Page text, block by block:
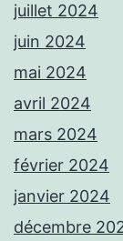
juillet 2024
juin 2024
mai 2024
avril 2024
mars 2024
février 2024
janvier 2024
décembre